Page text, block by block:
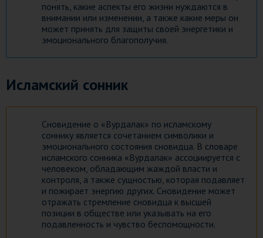
понять, какие аспекты его жизни нуждаются в
внимании или изменении, а также какие меры он
может принять для защиты своей энергетики и
эмоционального благополучия.
Исламский сонник
Сновидение о «Вурдалак» по исламскому
соннику является сочетанием символики и
эмоционального состояния сновидца. В словаре
исламского сонника «Вурдалак» ассоциируется с
человеком, обладающим жаждой власти и
контроля, а также сущностью, которая подавляет
и пожирает энергию других. Сновидение может
отражать стремление сновидца к высшей
позиции в обществе или указывать на его
подавленность и чувство беспомощности.